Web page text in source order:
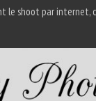
le shoot par internet,